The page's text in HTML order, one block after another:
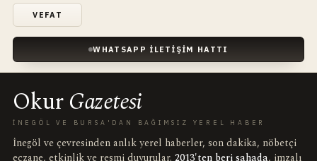
VEFAT
WHATSAPP İLETIŞIM HATTI
OkurGazetesi
İNEGÖL VE BURSA'DAN BAĞIMSIZ YEREL HABER
İnegöl ve çevresinden anlık yerel haberler, son dakika, nöbetçi
eczane, etkinlik ve resmi duyurular. 2013'ten beri sahada, imzalı